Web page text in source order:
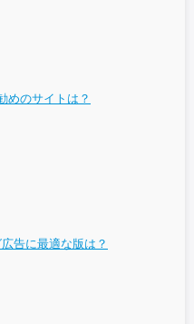
のサイトは？
告に最適な版は？